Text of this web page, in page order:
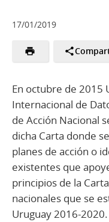
17/01/2019
En octubre de 2015
Internacional de
de Acción Nacional
dicha Carta donde
planes de acción o
existentes que
principios de la
nacionales que se
Uruguay 2016-